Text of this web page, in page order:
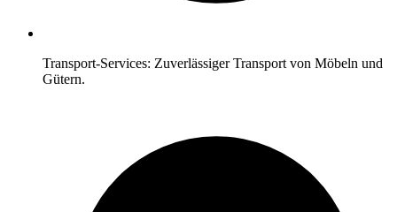
Transport-Services: Zuverlässiger Transport von Möbeln und
Gütern.